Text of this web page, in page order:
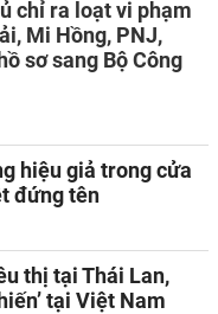
chỉ ra loạt vi phạm
Mi Hồng, PNJ,
sơ sang Bộ Công
hiệu giả trong cửa
đứng tên
thị tại Thái Lan,
tại Việt Nam